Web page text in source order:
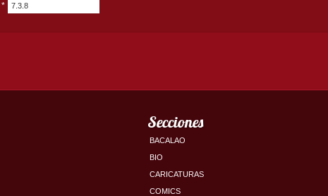
*
Secciones
BACALAO
BIO
CARICATURAS
COMICS